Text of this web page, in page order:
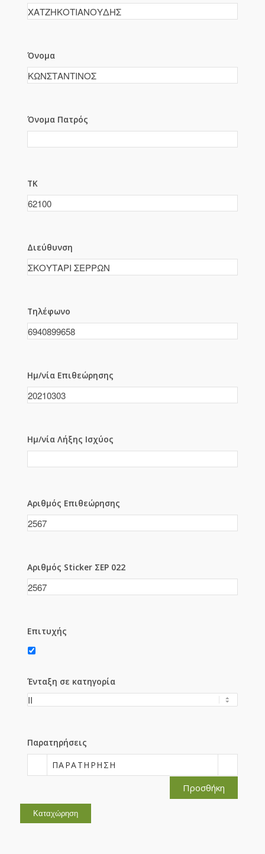
Όνομα
Όνομα Πατρός
ΤΚ
Διεύθυνση
Τηλέφωνο
Ημ/νία Επιθεώρησης
Ημ/νία Λήξης Ισχύος
Αριθμός Επιθεώρησης
Αριθμός Sticker ΣΕΡ 022
Επιτυχής
Ένταξη σε κατηγορία
Παρατηρήσεις
ΠΑΡΑΤΉΡΗΣΗ
Προσθήκη